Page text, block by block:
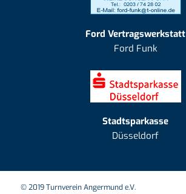
Ford Vertragswerkstatt
Ford Funk
Stadtsparkasse
Düsseldorf
© 2019 Turnverein Angermund e.V.